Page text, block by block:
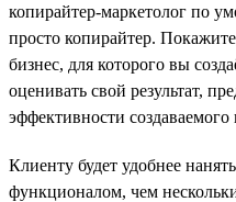
копирайтер-маркетолог по
просто копирайтер.
бизнес, для которого вы
оценивать свой результат,
эффективности создаваемого
Клиенту будет удобнее
функционалом, чем